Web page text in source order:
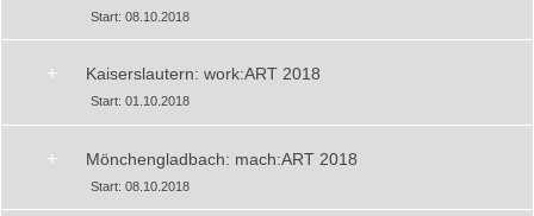
Start: 08.10.2018
+ Kaiserslautern: work:ART 2018
Start: 01.10.2018
+ Mönchengladbach: mach:ART 2018
Start: 08.10.2018